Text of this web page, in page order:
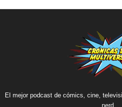
El mejor podcast de cómics, cine,
nerd.